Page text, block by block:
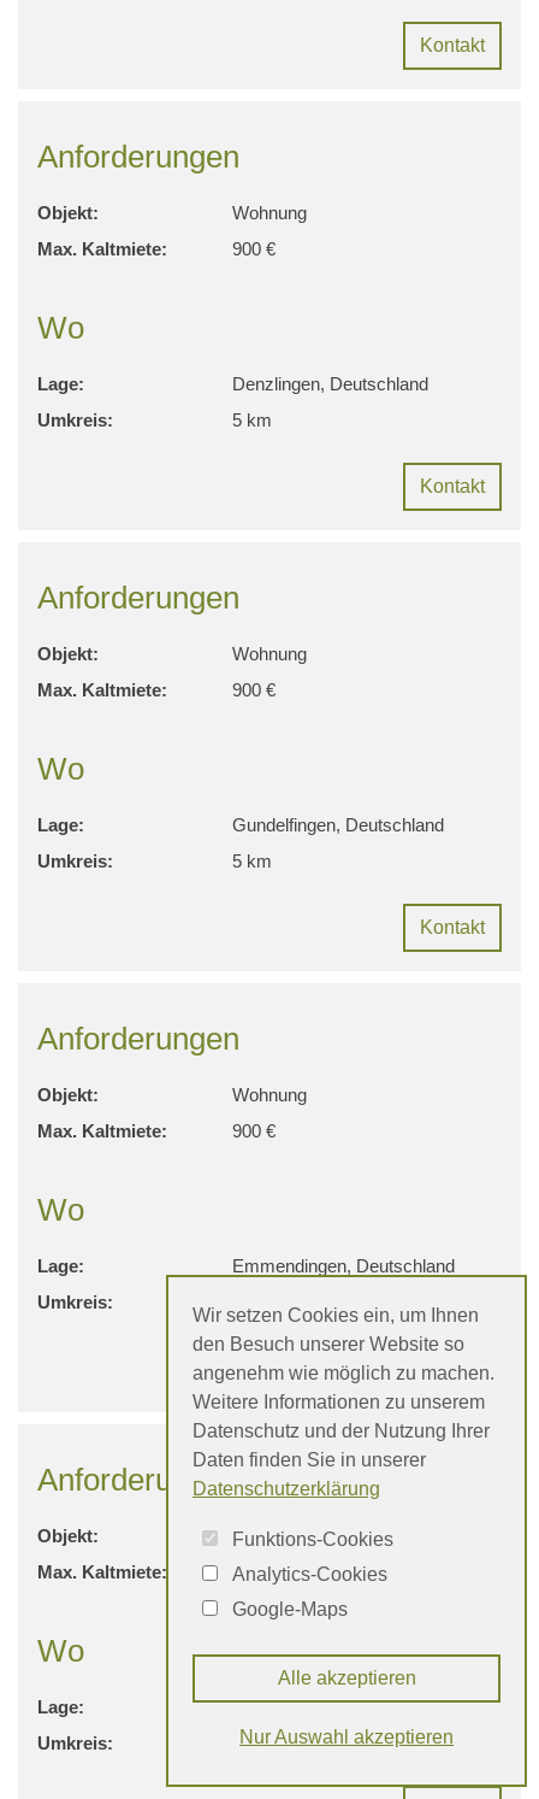
Kontakt
Anforderungen
Objekt:
Wohnung
Max. Kaltmiete:
900 €
Wo
Lage:
Denzlingen, Deutschland
Umkreis:
5 km
Kontakt
Anforderungen
Objekt:
Wohnung
Max. Kaltmiete:
900 €
Wo
Lage:
Gundelfingen, Deutschland
Umkreis:
5 km
Kontakt
Anforderungen
Objekt:
Wohnung
Max. Kaltmiete:
900 €
Wo
Lage:
Emmendingen, Deutschland
Umkreis:
Kontakt
Anforderungen
Objekt:
Wohnung
Max. Kaltmiete:
1.250 €
Wo
Lage:
Teningen, Deutschland
Umkreis:
15 km
Wir setzen Cookies ein, um Ihnen
den Besuch unserer Website so
angenehm wie möglich zu machen.
Weitere Informationen zu unserem
Datenschutz und der Nutzung Ihrer
Daten finden Sie in unserer
Datenschutzerklärung
Funktions-Cookies
Analytics-Cookies
Google-Maps
Alle akzeptieren
Nur Auswahl akzeptieren